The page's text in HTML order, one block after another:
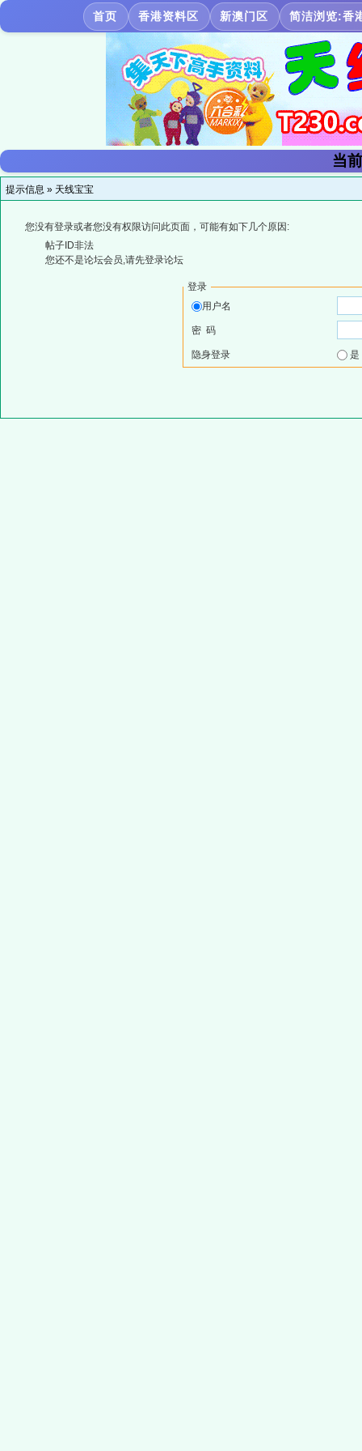
首页 香港资料区 新澳门区 简洁浏览:香
当
提示信息 » 天线宝宝
您没有登录或者您没有权限访问此页面，可能有如下几个原因:
帖子ID非法
您还不是论坛会员,请先登录论坛
登录
用户名
密 码
隐身登录